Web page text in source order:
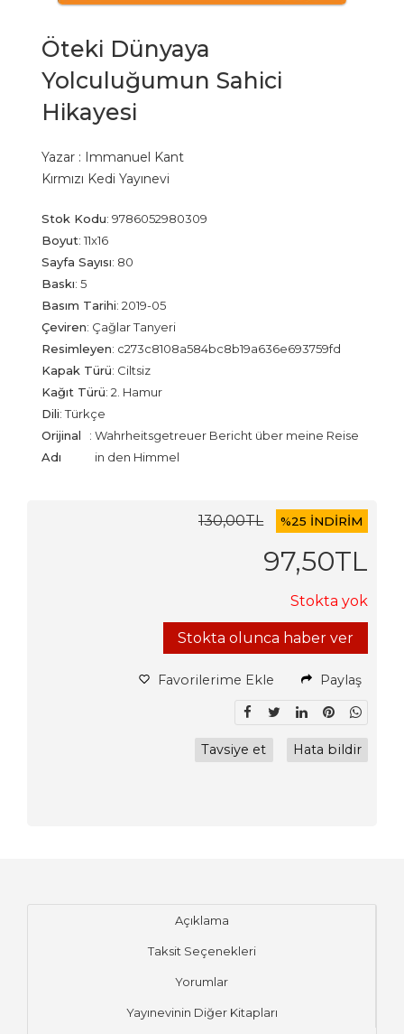
Öteki Dünyaya
Yolculuğumun Sahici
Hikayesi
Yazar : Immanuel Kant
Kırmızı Kedi Yayınevi
Stok Kodu: 9786052980309
Boyut: 11x16
Sayfa Sayısı: 80
Baskı: 5
Basım Tarihi: 2019-05
Çeviren: Çağlar Tanyeri
Resimleyen: c273c8108a584bc8b19a636e693759fd
Kapak Türü: Ciltsiz
Kağıt Türü: 2. Hamur
Dili:Türkçe
Orijinal
Adı
: Wahrheitsgetreuer Bericht über meine Reise
in den Himmel
130,00TL %25 İNDİRİM
97,50TL
Stokta yok
Stokta olunca haber ver
Favorilerime Ekle Paylaş
Tavsiye et Hata bildir
Açıklama
Taksit Seçenekleri
Yorumlar
Yayınevinin Diğer Kitapları